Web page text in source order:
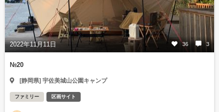
2022年11月11日 36 3
№20
[静岡県] 宇佐美城山公園キャンプ
ファミリー 区画サイト